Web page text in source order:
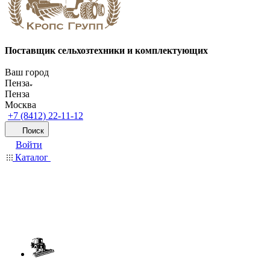
Поставщик сельхозтехники и комплектующих
Ваш город
Пенза
Пенза
Москва
+7 (8412) 22-11-12
Поиск
Войти
Каталог